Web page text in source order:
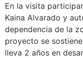
En la visita
Kaina Alvarado y
dependencia de la
proyecto se
lleva 2 años en